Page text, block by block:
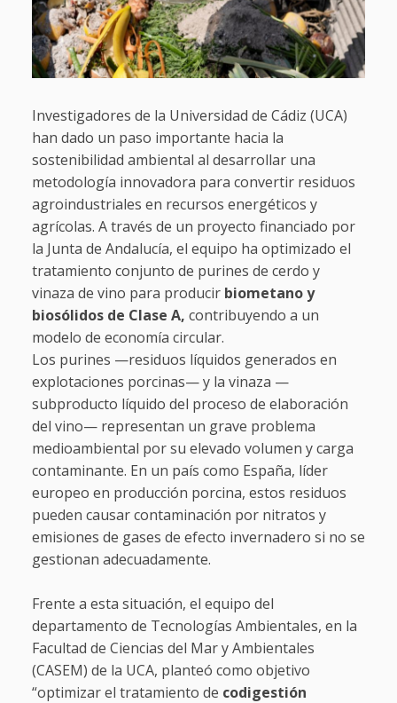
Investigadores de la Universidad de Cádiz (UCA)
han dado un paso importante hacia la
sostenibilidad ambiental al desarrollar una
metodología innovadora para convertir residuos
agroindustriales en recursos energéticos y
agrícolas. A través de un proyecto financiado por
la Junta de Andalucía, el equipo ha optimizado el
tratamiento conjunto de purines de cerdo y
vinaza de vino para producir biometano y
biosólidos de Clase A, contribuyendo a un
modelo de economía circular.
Los purines —residuos líquidos generados en
explotaciones porcinas— y la vinaza —
subproducto líquido del proceso de elaboración
del vino— representan un grave problema
medioambiental por su elevado volumen y carga
contaminante. En un país como España, líder
europeo en producción porcina, estos residuos
pueden causar contaminación por nitratos y
emisiones de gases de efecto invernadero si no se
gestionan adecuadamente.
Frente a esta situación, el equipo del
departamento de Tecnologías Ambientales, en la
Facultad de Ciencias del Mar y Ambientales
(CASEM) de la UCA, planteó como objetivo
“optimizar el tratamiento de codigestión